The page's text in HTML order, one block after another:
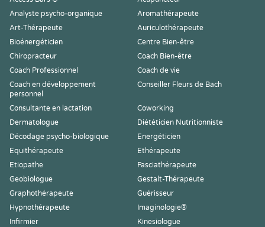
Analyste psycho-organique
Aromathérapeute
Art-Thérapeute
Auriculothérapeute
Bioénergéticien
Centre Bien-être
Chiropracteur
Coach Bien-être
Coach Professionnel
Coach de vie
Coach en développement
personnel
Conseiller Fleurs de Bach
Consultante en lactation
Coworking
Dermatologue
Diététicien Nutritionniste
Décodage psycho-biologique
Energéticien
Equithérapeute
Ethérapeute
Etiopathe
Fasciathérapeute
Geobiologue
Gestalt-Thérapeute
Graphothérapeute
Guérisseur
Hypnothérapeute
Imaginologie®
Infirmier
Kinesiologue